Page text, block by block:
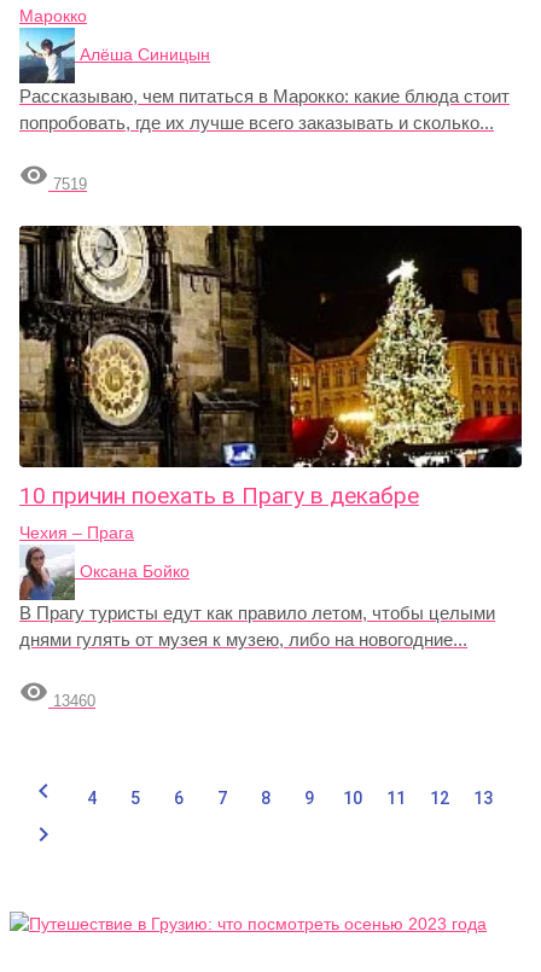
Марокко
Алёша Синицын
Рассказываю, чем питаться в Марокко: какие блюда стоит
попробовать, где их лучше всего заказывать и сколько...
 7519
10 причин поехать в Прагу в декабре
Чехия – Прага
Оксана Бойко
В Прагу туристы едут как правило летом, чтобы целыми
днями гулять от музея к музею, либо на новогодние...
 13460
 4 5 6 7 8 9 10 11 12 13
